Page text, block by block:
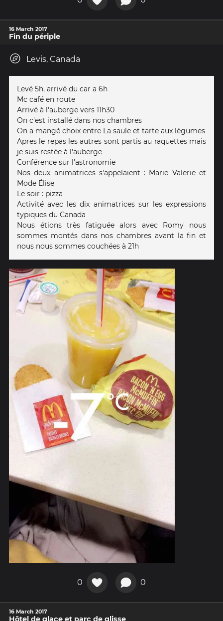
16 March 2017
Fin du périple
Levis, Canada
Levé 5h, arrivé du car a 6h
Mc café en route
Arrivé à l'auberge vers 11h30
On c'est installé dans nos chambres
On a mangé choix entre La saule et tarte aux légumes
Apres le repas les autres sont partis au raquettes mais
je suis restée à l'auberge
Conférence sur l'astronomie
Nos deux animatrices s'appelaient : Marie Valerie et
Mode Élise
Le soir : pizza
Activité avec les dix animatrices sur les expressions
typiques du Canada
Nous étions très fatiguée alors avec Romy nous
sommes montés dans nos chambres avant la fin et
nous nous sommes couchées à 21h
0 0
16 March 2017
Hôtel de glace et parc de glisse